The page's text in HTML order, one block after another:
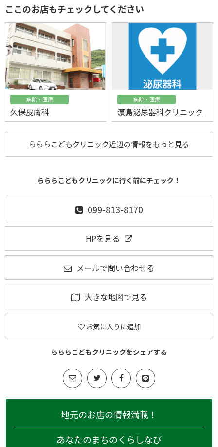
ここのお店もチェックしてください
病院・医療
久保皮膚科
病院・医療
濵島泌尿器科クリニック
らららこどもクリニック近辺の情報をもっと見る
らららこどもクリニックに行く前にチェック！
099-813-8170
HPを見る
メールで問い合わせる
大きな地図で見る
お気に入りに追加
らららこどもクリニックをシェアする
地元のお店の情報満載！
あなたのまちのくらしなび